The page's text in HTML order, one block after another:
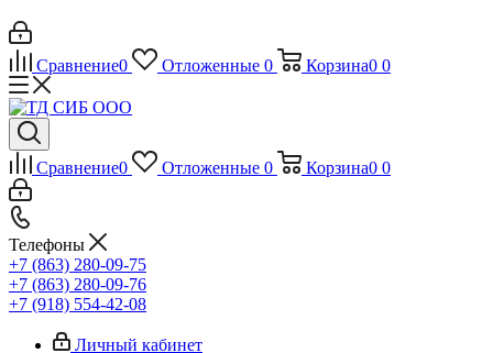
Сравнение0 Отложенные 0 Корзина0 0
Сравнение0 Отложенные 0 Корзина0 0
Телефоны
+7 (863) 280-09-75
+7 (863) 280-09-76
+7 (918) 554-42-08
Личный кабинет